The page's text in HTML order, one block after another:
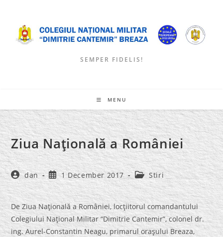
content
SEMPER FIDELIS!
MENU
Ziua Naţională a României
Post
author:
dan
Post
published:
1 December 2017
Post
category:
Stiri
De Ziua Naţională a României, locţiitorul comandantului
Colegiului Naţional Militar “Dimitrie Cantemir”, colonel dr.
ing. Aurel-Constantin Neagu, primarul oraşului Breaza,